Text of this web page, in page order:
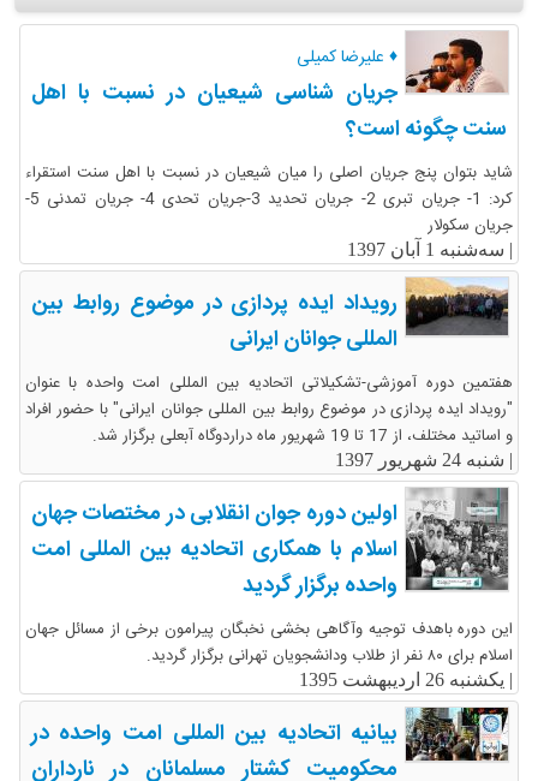
♦ علیرضا کمیلی
جریان شناسی شیعیان در نسبت با اهل
سنت چگونه است؟
شاید بتوان پنج جریان اصلی را میان شیعیان در نسبت با اهل سنت استقراء
کرد: 1- جریان تبری 2- جریان تحدید 3-جریان تحدی 4- جریان تمدنی 5-
جریان سکولار
| سه‌شنبه 1 آبان 1397
رویداد ایده پردازی در موضوع روابط بین
المللی جوانان ایرانی
هفتمین دوره آموزشی-تشکیلاتی اتحادیه بین المللی امت واحده با عنوان
"رویداد ایده پردازی در موضوع روابط بین المللی جوانان ایرانی" با حضور افراد
و اساتید مختلف، از 17 تا 19 شهریور ماه دراردوگاه آبعلی برگزار شد.
| شنبه 24 شهریور 1397
اولین دوره جوان انقلابی در مختصات جهان
اسلام با همکاری اتحادیه بین المللی امت
واحده برگزار گردید
این دوره باهدف توجیه وآگاهی بخشی نخبگان پیرامون برخی از مسائل جهان
اسلام برای ۸۰ نفر از طلاب ودانشجویان تهرانی برگزار گردید.
| یکشنبه 26 اردیبهشت 1395
بیانیه اتحادیه بین المللی امت واحده در
محکومیت کشتار مسلمانان در نارداران